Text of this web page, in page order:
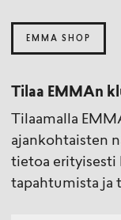
EMMA SHOP
Tilaa EMMAn
Tilaamalla
ajankohtaisten
tietoa erityisesti
tapahtumista ja